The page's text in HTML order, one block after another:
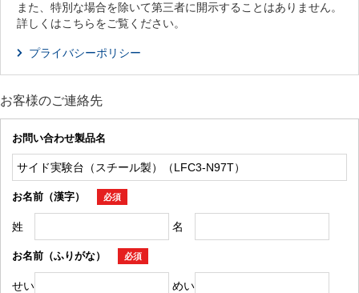
また、特別な場合を除いて第三者に開示することはありません。
詳しくはこちらをご覧ください。
プライバシーポリシー
お客様のご連絡先
お問い合わせ製品名
お名前（漢字） 必須
姓 名
お名前（ふりがな） 必須
せい めい